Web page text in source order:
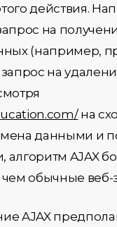
действия.
на
(например,
на
на
данными и
AJAX
обычные веб-
AJAX